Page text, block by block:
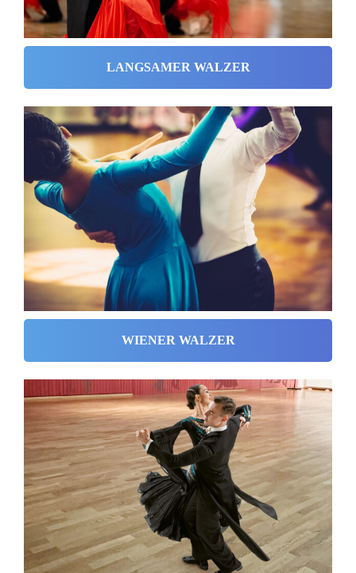
LANGSAMER WALZER
WIENER WALZER